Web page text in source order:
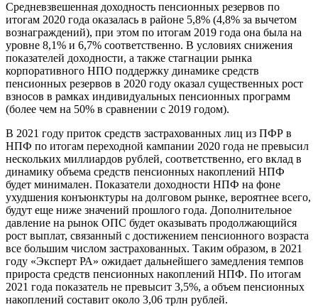
Средневзвешенная доходность пенсионных резервов по
итогам 2020 года оказалась в районе 5,8% (4,8% за вычетом
вознаграждений), при этом по итогам 2019 года она была на
уровне 8,1% и 6,7% соответственно. В условиях снижения
показателей доходности, а также стагнации рынка
корпоративного НПО поддержку динамике средств
пенсионных резервов в 2020 году оказал существенных рост
взносов в рамках индивидуальных пенсионных программ
(более чем на 50% в сравнении с 2019 годом).
В 2021 году приток средств застрахованных лиц из ПФР в
НПФ по итогам переходной кампании 2020 года не превысил
нескольких миллиардов рублей, соответственно, его вклад в
динамику объема средств пенсионных накоплений НПФ
будет минимален. Показатели доходности НПФ на фоне
ухудшения конъюнктуры на долговом рынке, вероятнее всего,
будут еще ниже значений прошлого года. Дополнительное
давление на рынок ОПС будет оказывать продолжающийся
рост выплат, связанный с достижением пенсионного возраста
все большим числом застрахованных. Таким образом, в 2021
году «Эксперт РА» ожидает дальнейшего замедления темпов
прироста средств пенсионных накоплений НПФ. По итогам
2021 года показатель не превысит 3,5%, а объем пенсионных
накоплений составит около 3,06 трлн рублей.